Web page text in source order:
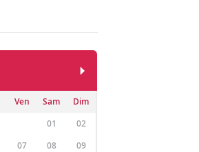
Ven Sam
Dim
01
02
07 08
09